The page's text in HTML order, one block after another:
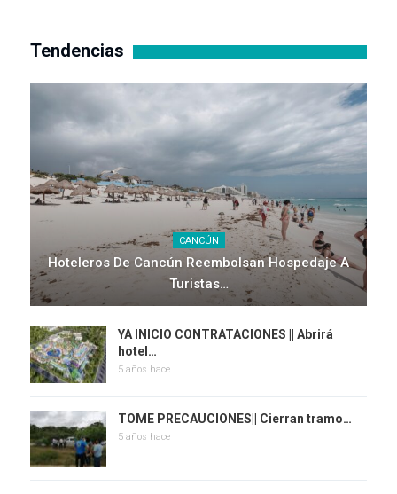
Tendencias
CANCÚN
Hoteleros De Cancún Reembolsan Hospedaje A
Turistas…
YA INICIO CONTRATACIONES || Abrirá
hotel…
5 años hace
TOME PRECAUCIONES|| Cierran tramo…
5 años hace